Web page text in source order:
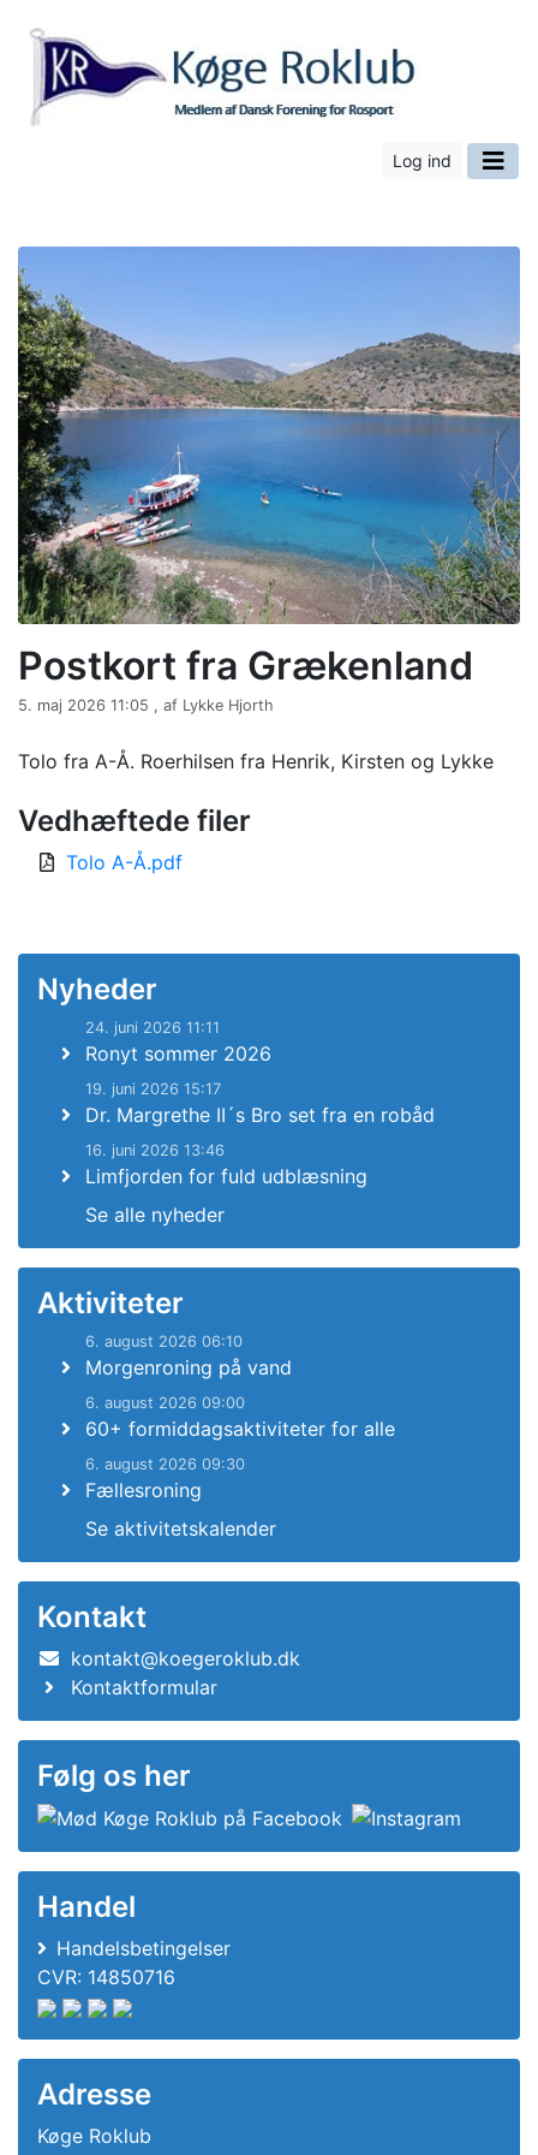
Log ind
Postkort fra Grækenland
5. maj 2026 11:05 , af Lykke Hjorth
Tolo fra A-Å. Roerhilsen fra Henrik, Kirsten og Lykke
Vedhæftede filer
Tolo A-Å.pdf
Nyheder
24. juni 2026 11:11
Ronyt sommer 2026
19. juni 2026 15:17
Dr. Margrethe II´s Bro set fra en robåd
16. juni 2026 13:46
Limfjorden for fuld udblæsning
Se alle nyheder
Aktiviteter
6. august 2026 06:10
Morgenroning på vand
6. august 2026 09:00
60+ formiddagsaktiviteter for alle
6. august 2026 09:30
Fællesroning
Se aktivitetskalender
Kontakt
kontakt@koegeroklub.dk
Kontaktformular
Følg os her
Handel
Handelsbetingelser
CVR: 14850716
Adresse
Køge Roklub